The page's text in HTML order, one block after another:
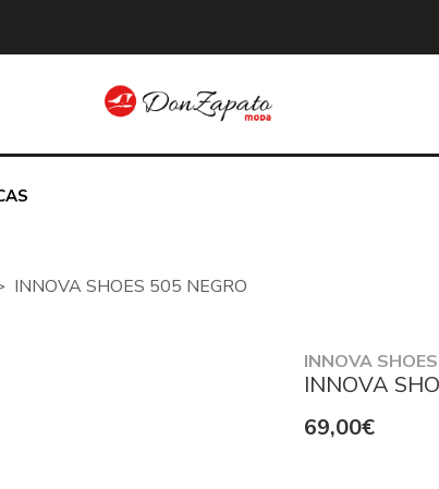
INNOVA SHOES 505 NEGRO
INNOVA SHOES
INNOVA
69,00€